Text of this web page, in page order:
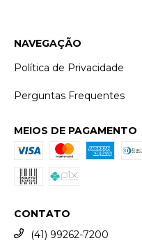
NAVEGAÇÃO
Política de Privacidade
Perguntas Frequentes
MEIOS DE PAGAMENTO
CONTATO
(41) 99262-7200